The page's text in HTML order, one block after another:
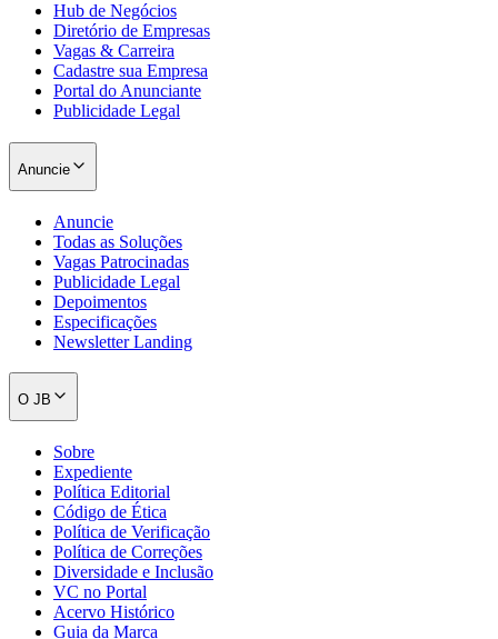
Hub de Negócios
Diretório de Empresas
Vagas & Carreira
Cadastre sua Empresa
Portal do Anunciante
Publicidade Legal
Anuncie
Anuncie
Todas as Soluções
Vagas Patrocinadas
Publicidade Legal
Depoimentos
Especificações
Newsletter Landing
O JB
Sobre
Expediente
Política Editorial
Código de Ética
Política de Verificação
Política de Correções
Diversidade e Inclusão
VC no Portal
Acervo Histórico
Guia da Marca